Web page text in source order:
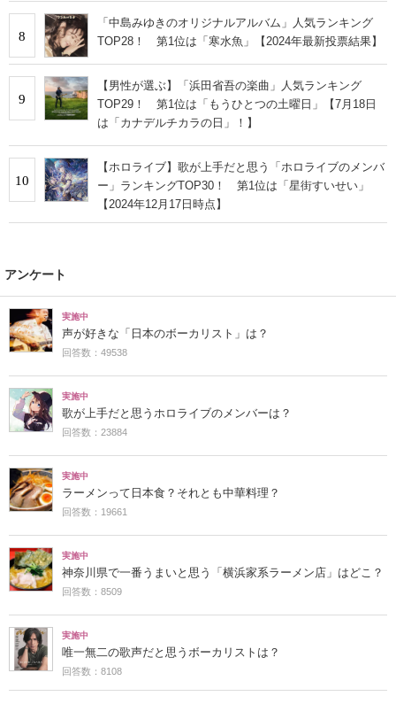
8
「中島みゆきのオリジナルアルバム」人気ランキング
TOP28！ 第1位は「寒水魚」【2024年最新投票結果】
9
【男性が選ぶ】「浜田省吾の楽曲」人気ランキング
TOP29！ 第1位は「もうひとつの土曜日」【7月18日
は「カナデルチカラの日」！】
10
【ホロライブ】歌が上手だと思う「ホロライブのメンバ
ー」ランキングTOP30！ 第1位は「星街すいせい」
【2024年12月17日時点】
アンケート
実施中
声が好きな「日本のボーカリスト」は？
回答数：49538
実施中
歌が上手だと思うホロライブのメンバーは？
回答数：23884
実施中
ラーメンって日本食？それとも中華料理？
回答数：19661
実施中
神奈川県で一番うまいと思う「横浜家系ラーメン店」はどこ？
回答数：8509
実施中
唯一無二の歌声だと思うボーカリストは？
回答数：8108